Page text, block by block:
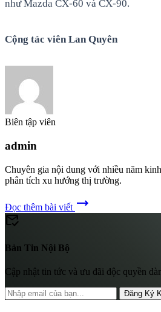
như Mazda CX-60 và CX-90.
Cộng tác viên Lan Quyên
Biên tập viên
admin
Chuyên gia nội dung với nhiều năm
phân tích xu hướng thị trường.
Đọc thêm bài viết trending_flat
mark_email_read
Bản Tin Nội Bộ
Cập nhật tin tức và ưu đãi độc quyền
Đăng Ký